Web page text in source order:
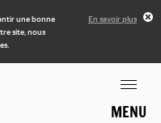
une bonne
site, nous
En savoir plus
MENU